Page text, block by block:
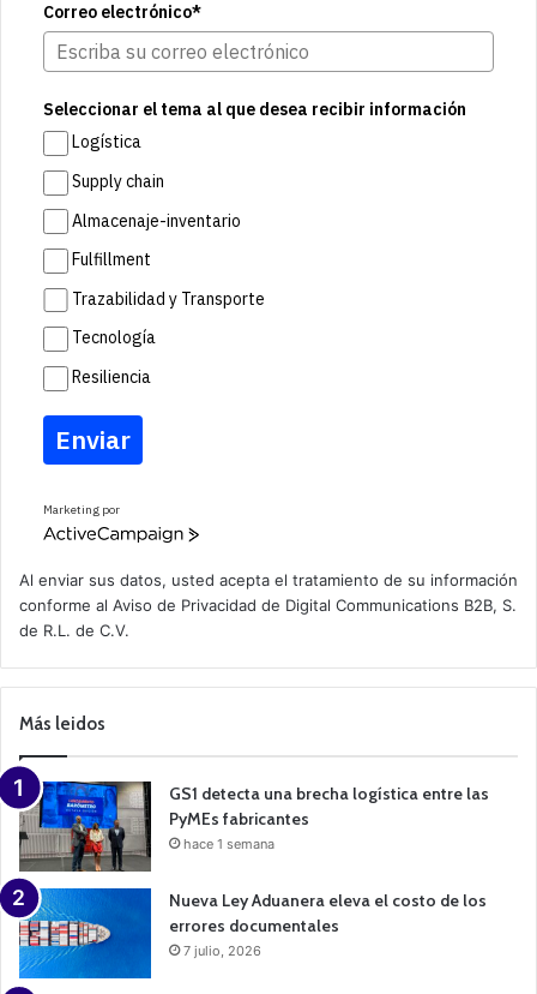
Correo electrónico*
Seleccionar el tema al que desea recibir información
Logística
Supply chain
Almacenaje-inventario
Fulfillment
Trazabilidad y Transporte
Tecnología
Resiliencia
Enviar
Marketing por
A
v
e
a
m
a
n
Al enviar sus datos, usted acepta el tratamiento de su información
conforme al Aviso de Privacidad de Digital Communications B2B, S.
de R.L. de C.V.
Más leidos
GS1 detecta una brecha logística entre las
PyMEs fabricantes
hace 1 semana
Nueva Ley Aduanera eleva el costo de los
errores documentales
7 julio, 2026